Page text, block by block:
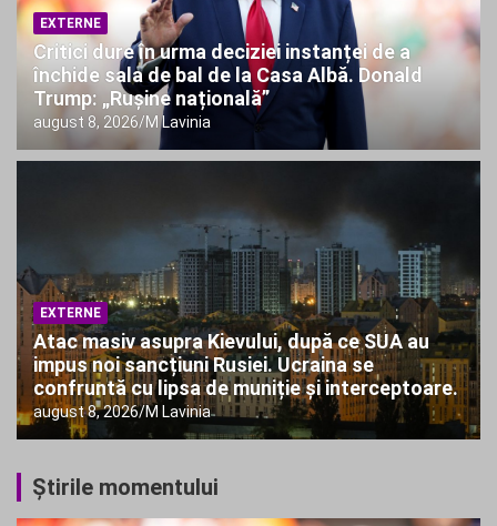
EXTERNE
Critici dure în urma deciziei instanței de a
închide sala de bal de la Casa Albă. Donald
Trump: „Rușine națională”
august 8, 2026 M Lavinia
EXTERNE
Atac masiv asupra Kievului, după ce SUA au
impus noi sancțiuni Rusiei. Ucraina se
confruntă cu lipsa de muniție și interceptoare.
august 8, 2026 M Lavinia
Ştirile momentului